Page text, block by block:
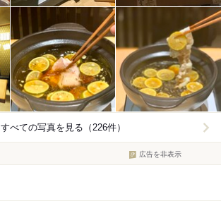
すべての写真を見る（226件）
広告を非表示